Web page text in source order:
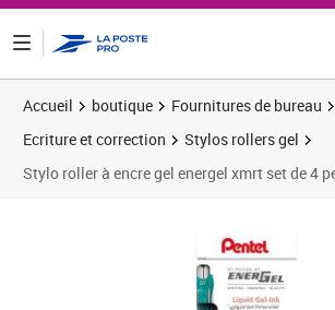
Accueil boutique
Fournitures de bureau
Ecriture et correction
Stylos rollers gel
Stylo roller à encre gel energel xmrt set de 4